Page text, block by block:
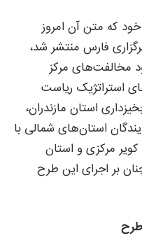
که متن آن امروز
توسط خبرگزاری فارس منتشر شد،
مخالفت‌های مرکز
استراتژیک ریاست
استان مازندران،
استان‌های شمالی با
مرکزی و استان
بر اجرای این طرح